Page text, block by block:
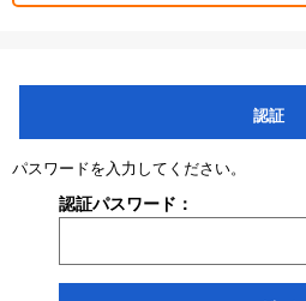
認証
パスワードを入力してください。
認証パスワード：